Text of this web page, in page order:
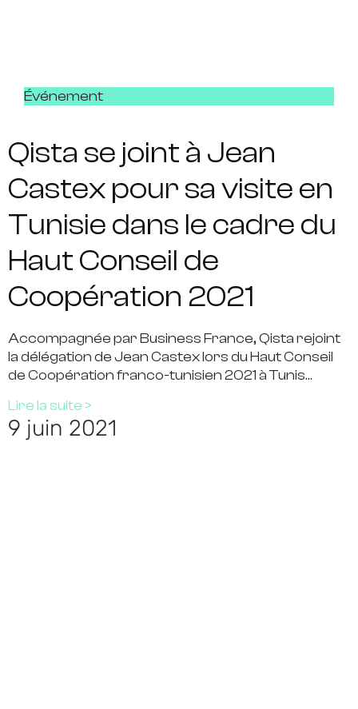
Événement
Qista se joint à Jean
Castex pour sa visite en
Tunisie dans le cadre du
Haut Conseil de
Coopération 2021
Accompagnée par Business France, Qista rejoint
la délégation de Jean Castex lors du Haut Conseil
de Coopération franco-tunisien 2021 à Tunis…
Lire la suite >
9 juin 2021